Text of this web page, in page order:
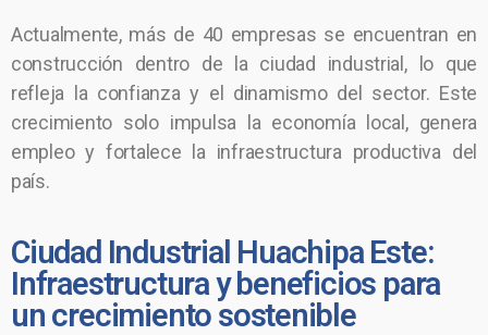
Actualmente, más de 40 empresas se encuentran en
construcción dentro de la ciudad industrial, lo que
refleja la confianza y el dinamismo del sector. Este
crecimiento solo impulsa la economía local, genera
empleo y fortalece la infraestructura productiva del
país.
Ciudad Industrial Huachipa Este:
Infraestructura y beneficios para
un crecimiento sostenible